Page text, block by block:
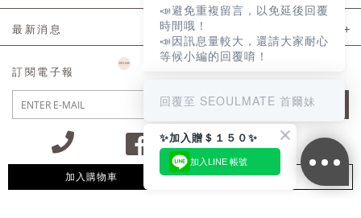
加入購物車 追蹤清單
會員常見問題
訂單常見問題
商品售後服務
電子發票
國外會員服務
門市資訊
最新消息
LINE官方會員活動
訂閱電子報
JOIN
09:30~12:00 13:00~18:30 / Mon - Fri(例假日除外)
📣避免重複留言，以免延後回覆
時間哦！
📣因訊息量較大，還請大家耐心
等候小編的回覆唷！
回覆至 SEOULMATE 首爾妹
✨加入贈＄１５０✨
加入LINE 帳號